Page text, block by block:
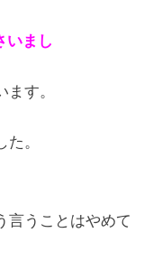
いまし
す。
。
言うことはやめて